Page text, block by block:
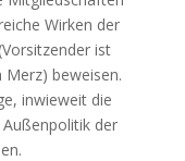
Wirken der
ist
Merz) beweisen.
inwieweit die
der